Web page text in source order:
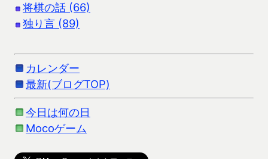
将棋の話 (66)
独り言 (89)
カレンダー
最新(ブログTOP)
今日は何の日
Mocoゲーム